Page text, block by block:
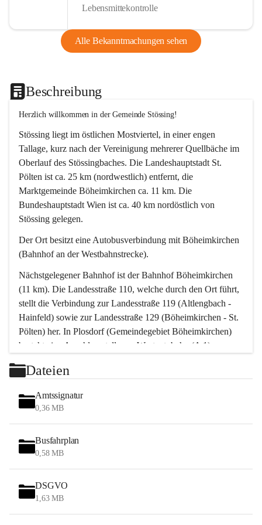
Lebensmittekontrolle
Alle Bekanntmachungen sehen
Beschreibung
Herzlich willkommen in der Gemeinde Stössing!
Stössing liegt im östlichen Mostviertel, in einer engen
Tallage, kurz nach der Vereinigung mehrerer Quellbäche im
Oberlauf des Stössingbaches. Die Landeshauptstadt St.
Pölten ist ca. 25 km (nordwestlich) entfernt, die
Marktgemeinde Böheimkirchen ca. 11 km. Die
Bundeshauptstadt Wien ist ca. 40 km nordöstlich von
Stössing gelegen.
Der Ort besitzt eine Autobusverbindung mit Böheimkirchen
(Bahnhof an der Westbahnstrecke).
Nächstgelegener Bahnhof ist der Bahnhof Böheimkirchen
(11 km). Die Landesstraße 110, welche durch den Ort führt,
stellt die Verbindung zur Landesstraße 119 (Altlengbach -
Hainfeld) sowie zur Landesstraße 129 (Böheimkirchen - St.
Pölten) her. In Plosdorf (Gemeindegebiet Böheimkirchen)
besteht eine Anschlussstelle zur Westautobahn (A 1).
Wien erreicht man in ca. 45 Minuten.
Stössing zählt noch zum Naherholungsraum Wien sowie
zum Naherholungsraum St. Pölten. Viele Bauernhöfe hatten
„ihre Wiener“. Seit 1960 bauten viele Wiener
Wochenendhäuser im Gemeindegebiet. Wegen des
waldreichen Jagdgebietes haben viele Jagdpächter ihre
Das Wandern ist aus touristischer Sicht die bedeutendste
Tätigkeit. Das hügelige Gebiet mit Wanderwegen durch
Wiesen, Wälder und Obstkulturen lädt dazu ein. Gefördert
Dateien
Amtssignatur
0,36 MB
Busfahrplan
0,58 MB
DSGVO
1,63 MB